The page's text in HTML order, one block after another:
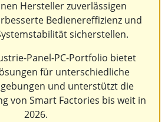
Hersteller zuverlässigen
Bedienereffizienz und
sicherstellen.
Panel-PC-Portfolio bietet
für unterschiedliche
und unterstützt die
von Smart Factories bis weit in
2026.